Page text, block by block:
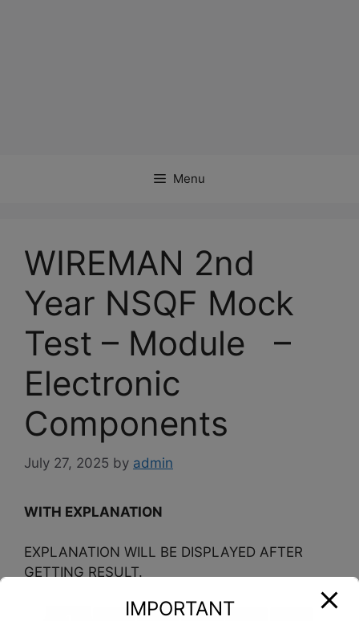
Menu
WIREMAN 2nd
Year NSQF Mock
Test – Module –
Electronic
Components
July 27, 2025 by admin
WITH EXPLANATION
EXPLANATION WILL BE DISPLAYED AFTER
GETTING RESULT.
IMPORTANT